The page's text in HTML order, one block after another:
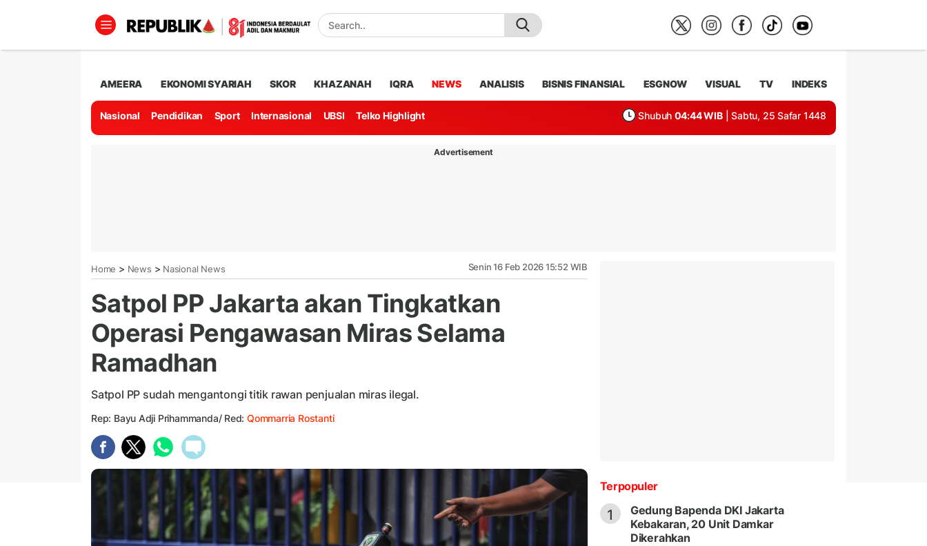
AMEERA EKONOMI SYARIAH SKOR KHAZANAH IQRA NEWS ANALISIS BISNIS FINANSIAL ESGNOW VISUAL TV INDEKS
Nasional Pendidikan Sport Internasional UBSI Telko Highlight Shubuh 04:44 WIB | Sabtu, 25 Safar 1448
Advertisement
Home > News > Nasional News Senin 16 Feb 2026 15:52 WIB
Satpol PP Jakarta akan Tingkatkan
Operasi Pengawasan Miras Selama
Ramadhan
Satpol PP sudah mengantongi titik rawan penjualan miras ilegal.
Rep: Bayu Adji Prihammanda/ Red:Qommarria Rostanti
Terpopuler
1
Gedung Bapenda DKI Jakarta
Kebakaran, 20 Unit Damkar
Dikerahkan